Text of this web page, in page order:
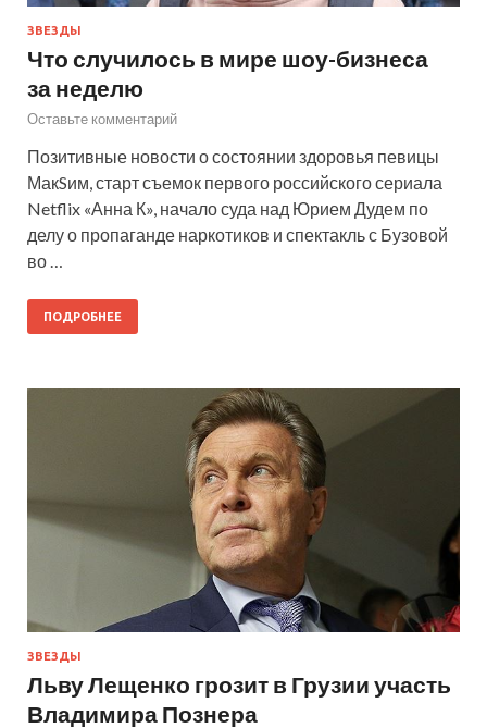
ЗВЕЗДЫ
Что случилось в мире шоу-бизнеса
за неделю
Оставьте комментарий
Позитивные новости о состоянии здоровья певицы
МакSим, старт съемок первого российского сериала
Netflix «Анна К», начало суда над Юрием Дудем по
делу о пропаганде наркотиков и спектакль с Бузовой
во …
ПОДРОБНЕЕ
ЗВЕЗДЫ
Льву Лещенко грозит в Грузии участь
Владимира Познера